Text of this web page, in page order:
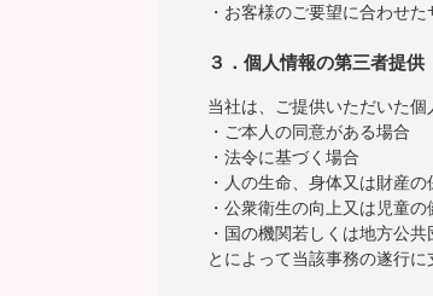
・お客様のご要望に合わせ
３．個人情報の第三者提供
当社は、ご提供いただいた個
・ご本人の同意がある場合
・法令に基づく場合
・人の生命、身体又は財産
・公衆衛生の向上又は児童
・国の機関若しくは地方公
とによって当該事務の遂行